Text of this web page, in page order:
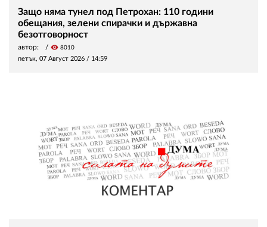
Защо няма тунел под Петрохан: 110 години
обещания, зелени спирачки и държавна
безотговорност
автор: visibility 8010
петък, 07 Август 2026 / 14:59